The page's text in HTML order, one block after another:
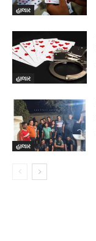
હાલાર
હાલાર
હાલાર